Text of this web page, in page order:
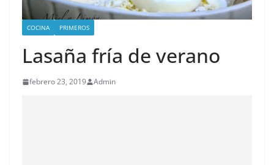
COCINA PRIMEROS
Lasaña fría de verano
febrero 23, 2019 Admin